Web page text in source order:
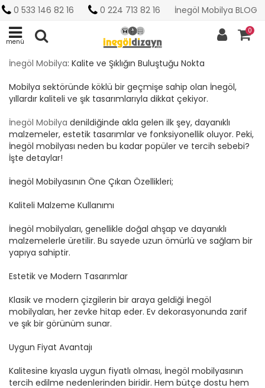
0 533 146 82 16 0 224 713 82 16 İnegöl Mobilya BLOG
menü
0
İnegöl Mobilya: Kalite ve Şıklığın Buluştuğu Nokta
Mobilya sektöründe köklü bir geçmişe sahip olan İnegöl,
yıllardır kaliteli ve şık tasarımlarıyla dikkat çekiyor.
İnegöl Mobilya denildiğinde akla gelen ilk şey, dayanıklı
malzemeler, estetik tasarımlar ve fonksiyonellik oluyor. Peki,
İnegöl mobilyası neden bu kadar popüler ve tercih sebebi?
İşte detaylar!
İnegöl Mobilyasının Öne Çıkan Özellikleri;
Kaliteli Malzeme Kullanımı
İnegöl mobilyaları, genellikle doğal ahşap ve dayanıklı
malzemelerle üretilir. Bu sayede uzun ömürlü ve sağlam bir
yapıya sahiptir.
Estetik ve Modern Tasarımlar
Klasik ve modern çizgilerin bir araya geldiği İnegöl
mobilyaları, her zevke hitap eder. Ev dekorasyonunda zarif
ve şık bir görünüm sunar.
Uygun Fiyat Avantajı
Kalitesine kıyasla uygun fiyatlı olması, İnegöl mobilyasının
tercih edilme nedenlerinden biridir. Hem bütçe dostu hem